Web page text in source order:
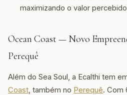
maximizando o valor
Ocean Coast — Novo
Perequê
Além do Sea Soul, a Ecalthi tem
Coast, também no Perequê. Com